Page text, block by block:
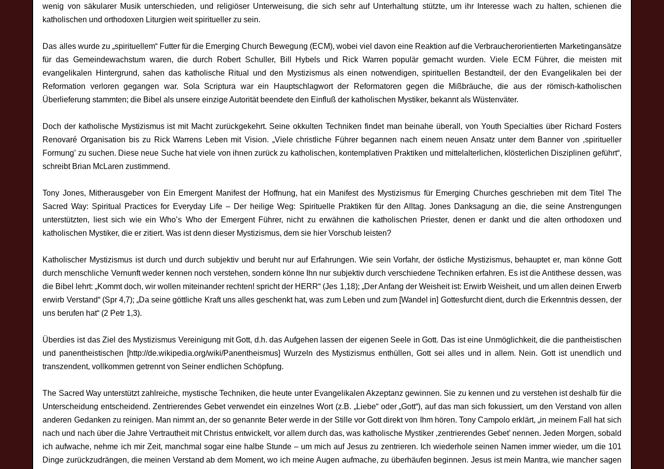
wenig von säkularer Musik unterschieden, und religiöser Unterweisung, die sich sehr auf Unterhaltung stützte, um ihr Interesse wach zu halten, schienen die
katholischen und orthodoxen Liturgien weit spiritueller zu sein.
Das alles wurde zu „spirituellem“ Futter für die Emerging Church Bewegung (ECM), wobei viel davon eine Reaktion auf die Verbraucherorientierten Marketingansätze
für das Gemeindewachstum waren, die durch Robert Schuller, Bill Hybels und Rick Warren populär gemacht wurden. Viele ECM Führer, die meisten mit
evangelikalen Hintergrund, sahen das katholische Ritual und den Mystizismus als einen notwendigen, spirituellen Bestandteil, der den Evangelikalen bei der
Reformation verloren gegangen war. Sola Scriptura war ein Hauptschlagwort der Reformatoren gegen die Mißbräuche, die aus der römisch-katholischen
Überlieferung stammten; die Bibel als unsere einzige Autorität beendete den Einfluß der katholischen Mystiker, bekannt als Wüstenväter.
Doch der katholische Mystizismus ist mit Macht zurückgekehrt. Seine okkulten Techniken findet man beinahe überall, von Youth Specialties über Richard Fosters
Renovaré Organisation bis zu Rick Warrens Leben mit Vision. „Viele christliche Führer begannen nach einem neuen Ansatz unter dem Banner von ‚spiritueller
Formung’ zu suchen. Diese neue Suche hat viele von ihnen zurück zu katholischen, kontemplativen Praktiken und mittelalterlichen, klösterlichen Disziplinen geführt“,
schreibt Brian McLaren zustimmend.
Tony Jones, Mitherausgeber von Ein Emergent Manifest der Hoffnung, hat ein Manifest des Mystizismus für Emerging Churches geschrieben mit dem Titel The
Sacred Way: Spiritual Practices for Everyday Life – Der heilige Weg: Spirituelle Praktiken für den Alltag. Jones Danksagung an die, die seine Anstrengungen
unterstützten, liest sich wie ein Who’s Who der Emergent Führer, nicht zu erwähnen die katholischen Priester, denen er dankt und die alten orthodoxen und
katholischen Mystiker, die er zitiert. Was ist denn dieser Mystizismus, dem sie hier Vorschub leisten?
Katholischer Mystizismus ist durch und durch subjektiv und beruht nur auf Erfahrungen. Wie sein Vorfahr, der östliche Mystizismus, behauptet er, man könne Gott
durch menschliche Vernunft weder kennen noch verstehen, sondern könne Ihn nur subjektiv durch verschiedene Techniken erfahren. Es ist die Antithese dessen, was
die Bibel lehrt: „Kommt doch, wir wollen miteinander rechten! spricht der HERR“ (Jes 1,18); „Der Anfang der Weisheit ist: Erwirb Weisheit, und um allen deinen Erwerb
erwirb Verstand“ (Spr 4,7); „Da seine göttliche Kraft uns alles geschenkt hat, was zum Leben und zum [Wandel in] Gottesfurcht dient, durch die Erkenntnis dessen, der
uns berufen hat“ (2 Petr 1,3).
Überdies ist das Ziel des Mystizismus Vereinigung mit Gott, d.h. das Aufgehen lassen der eigenen Seele in Gott. Das ist eine Unmöglichkeit, die die pantheistischen
und panentheistischen [http://de.wikipedia.org/wiki/Panentheismus] Wurzeln des Mystizismus enthüllen, Gott sei alles und in allem. Nein. Gott ist unendlich und
transzendent, vollkommen getrennt von Seiner endlichen Schöpfung.
The Sacred Way unterstützt zahlreiche, mystische Techniken, die heute unter Evangelikalen Akzeptanz gewinnen. Sie zu kennen und zu verstehen ist deshalb für die
Unterscheidung entscheidend. Zentrierendes Gebet verwendet ein einzelnes Wort (z.B. „Liebe“ oder „Gott“), auf das man sich fokussiert, um den Verstand von allen
anderen Gedanken zu reinigen. Man nimmt an, der so genannte Beter werde in der Stille vor Gott direkt von Ihm hören. Tony Campolo erklärt, „in meinem Fall hat sich
nach und nach über die Jahre Vertrautheit mit Christus entwickelt, vor allem durch das, was katholische Mystiker ‚zentrierendes Gebet’ nennen. Jeden Morgen, sobald
ich aufwache, nehme ich mir Zeit, manchmal sogar eine halbe Stunde – um mich auf Jesus zu zentrieren. Ich wiederhole seinen Namen immer wieder, um die 101
Dinge zurückzudrängen, die meinen Verstand ab dem Moment, wo ich meine Augen aufmache, zu überhäufen beginnen. Jesus ist mein Mantra, wie mancher sagen